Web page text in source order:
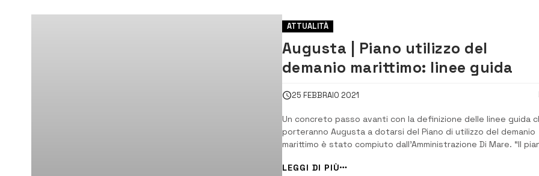
ATTUALITÀ
Augusta | Piano utilizzo del
demanio marittimo: linee guida
25 FEBBRAIO 2021
Un concreto passo avanti con la definizione delle linee guida
porteranno Augusta a dotarsi del Piano di utilizzo del demanio
marittimo è stato compiuto dall’Amministrazione Di Mare. “Il
suo territorio” dichiara l’assessore all’Urbanistica, G...
LEGGI DI PIÙ